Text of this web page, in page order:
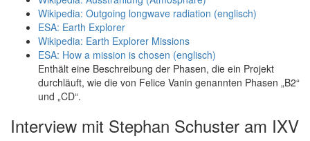
Wikipedia: Outgoing longwave radiation (englisch)
ESA: Earth Explorer
Wikipedia: Earth Explorer Missions
ESA: How a mission is chosen (englisch)
Enthält eine Beschreibung der Phasen, die ein Projekt
durchläuft, wie die von Felice Vanin genannten Phasen „B2“
und „CD“.
Interview mit Stephan Schuster am IXV